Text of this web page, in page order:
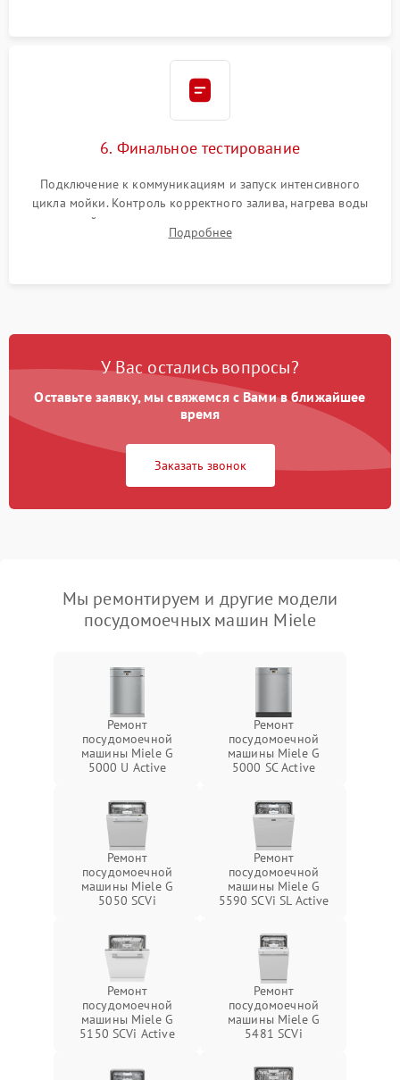
6. Финальное тестирование
Подключение к коммуникациям и запуск интенсивного
цикла мойки. Контроль корректного залива, нагрева воды
до нужной температуры, отсутствия посторонних шумов,
штатного слива и абсолютной сухости в поддоне.
Подробнее
У Вас остались вопросы?
Оставьте заявку, мы свяжемся с Вами в ближайшее
время
Заказать звонок
Мы ремонтируем и другие модели
посудомоечных машин Miele
Ремонт
посудомоечной
машины Miele G
5000 U Active
Ремонт
посудомоечной
машины Miele G
5000 SC Active
Ремонт
посудомоечной
машины Miele G
5050 SCVi
Ремонт
посудомоечной
машины Miele G
5590 SCVi SL Active
Ремонт
посудомоечной
машины Miele G
5150 SCVi Active
Ремонт
посудомоечной
машины Miele G
5481 SCVi